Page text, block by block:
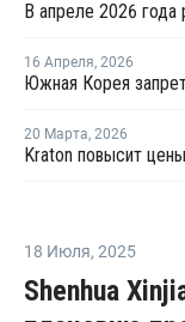
16 Апреля, 2026
20 Марта, 2026
18 Июля, 2025
Shenhua